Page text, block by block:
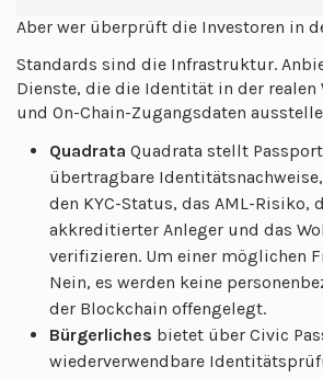
Aber wer überprüft die Investoren in
Standards sind die Infrastruktur.
Dienste, die die Identität in der realen
und On-Chain-Zugangsdaten
Quadrata Quadrata stellt
übertragbare
den KYC-Status, das AML-Risiko,
akkreditierter Anleger und das
verifizieren. Um einer möglichen
Nein, es werden keine
der Blockchain offengelegt.
Bürgerliches bietet über Civic
wiederverwendbare